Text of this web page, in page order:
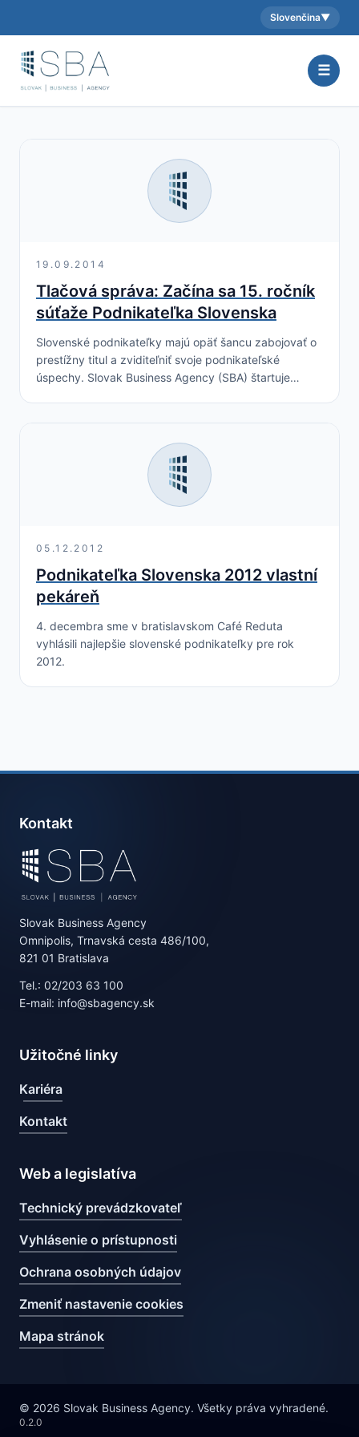
Aktuálny jazyk:
Slovenčina▼
☰
19.09.2014
Tlačová správa: Začína sa 15. ročník
súťaže Podnikateľka Slovenska
Slovenské podnikateľky majú opäť šancu zabojovať o
prestížny titul a zviditeľniť svoje podnikateľské
úspechy. Slovak Business Agency (SBA) štartuje
05.12.2012
Podnikateľka Slovenska 2012 vlastní
pekáreň
4. decembra sme v bratislavskom Café Reduta
vyhlásili najlepšie slovenské podnikateľky pre rok
2012.
Kontakt
Slovak Business Agency
Omnipolis, Trnavská cesta 486/100,
821 01 Bratislava
Tel.: 02/203 63 100
E-mail: info@sbagency.sk
Užitočné linky
Kariéra
Kontakt
Web a legislatíva
Technický prevádzkovateľ
Vyhlásenie o prístupnosti
Ochrana osobných údajov
Zmeniť nastavenie cookies
Mapa stránok
© 2026 Slovak Business Agency. Všetky práva vyhradené.
0.2.0